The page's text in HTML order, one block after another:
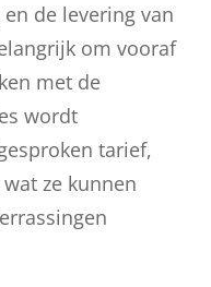
de levering van
om vooraf
met de
wordt
tarief,
ze kunnen